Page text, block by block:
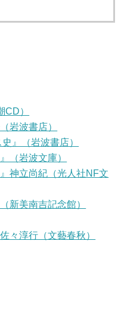
CD）
岩波書店）
』（岩波書店）
（岩波文庫）
神立尚紀（光人社NF文
新美南吉記念館）
々淳行（文藝春秋）